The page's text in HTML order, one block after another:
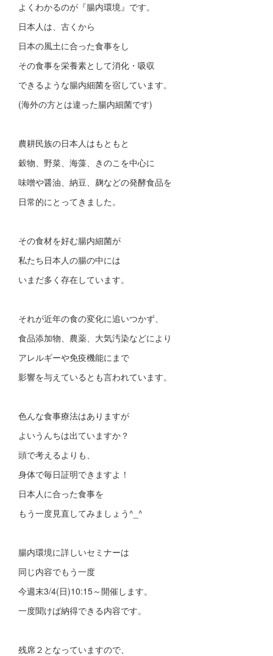
よくわかるのが『腸内環境』です。
日本人は、古くから
日本の風土に合った食事をし
その食事を栄養素として消化・吸収
できるような腸内細菌を宿しています。
(海外の方とは違った腸内細菌です)
農耕民族の日本人はもともと
穀物、野菜、海藻、きのこを中心に
味噌や醤油、納豆、麹などの発酵食品を
日常的にとってきました。
その食材を好む腸内細菌が
私たち日本人の腸の中には
いまだ多く存在しています。
それが近年の食の変化に追いつかず、
食品添加物、農薬、大気汚染などにより
アレルギーや免疫機能にまで
影響を与えているとも言われています。
色んな食事療法はありますが
よいうんちは出ていますか？
頭で考えるよりも、
身体で毎日証明できますよ！
日本人に合った食事を
もう一度見直してみましょう^_^
腸内環境に詳しいセミナーは
同じ内容でもう一度
今週末3/4(日)10:15～開催します。
一度聞けば納得できる内容です。
残席２となっていますので、